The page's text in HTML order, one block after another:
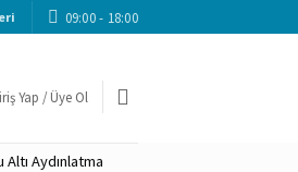
09:00 - 18:00
Yap / Üye Ol
Altı Aydınlatma